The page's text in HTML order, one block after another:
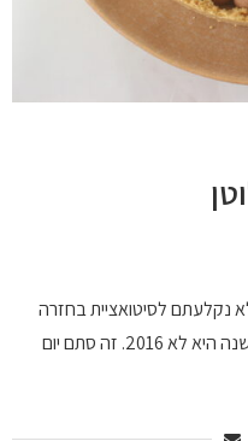
נקלעתם לסיטואציית בחזרה
לעתיד. אף אחד לא המציא מכונת זמן, השנה היא לא 2016. זה סתם יום